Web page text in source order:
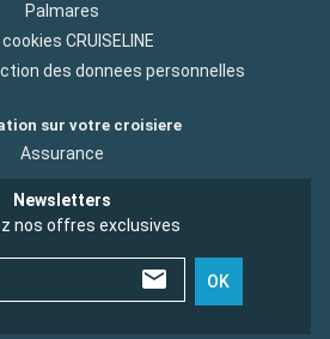
Palmares
CRUISELINE
des donnees personnelles
sur votre croisiere
Assurance
Newsletters
nos offres exclusives
OK